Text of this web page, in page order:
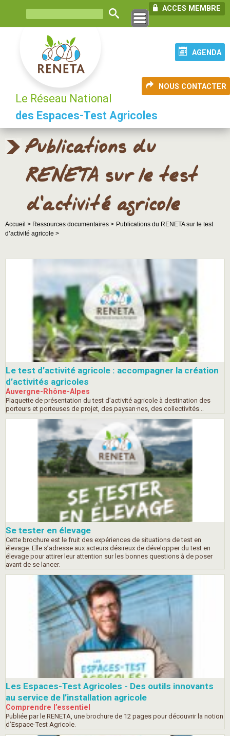
ACCES MEMBRE
AGENDA
NOUS CONTACTER
Le Réseau National
des Espaces-Test Agricoles
Publications du
RENETA sur le test
d’activité agricole
Accueil > Ressources documentaires > Publications du RENETA sur le test
d’activité agricole >
Le test d’activité agricole : accompagner la création
d’activités agricoles
Auvergne-Rhône-Alpes
Plaquette de présentation du test d’activité agricole à destination des
porteurs et porteuses de projet, des paysan·nes, des collectivités...
Se tester en élevage
Cette brochure est le fruit des expériences de situations de test en
élevage. Elle s’adresse aux acteurs désireux de développer du test en
élevage pour attirer leur attention sur les bonnes questions à de poser
avant de se lancer.
Les Espaces-Test Agricoles - Des outils innovants
au service de l’installation agricole
Comprendre l’essentiel
Publiée par le RENETA, une brochure de 12 pages pour découvrir la notion
d’Espace-Test Agricole.